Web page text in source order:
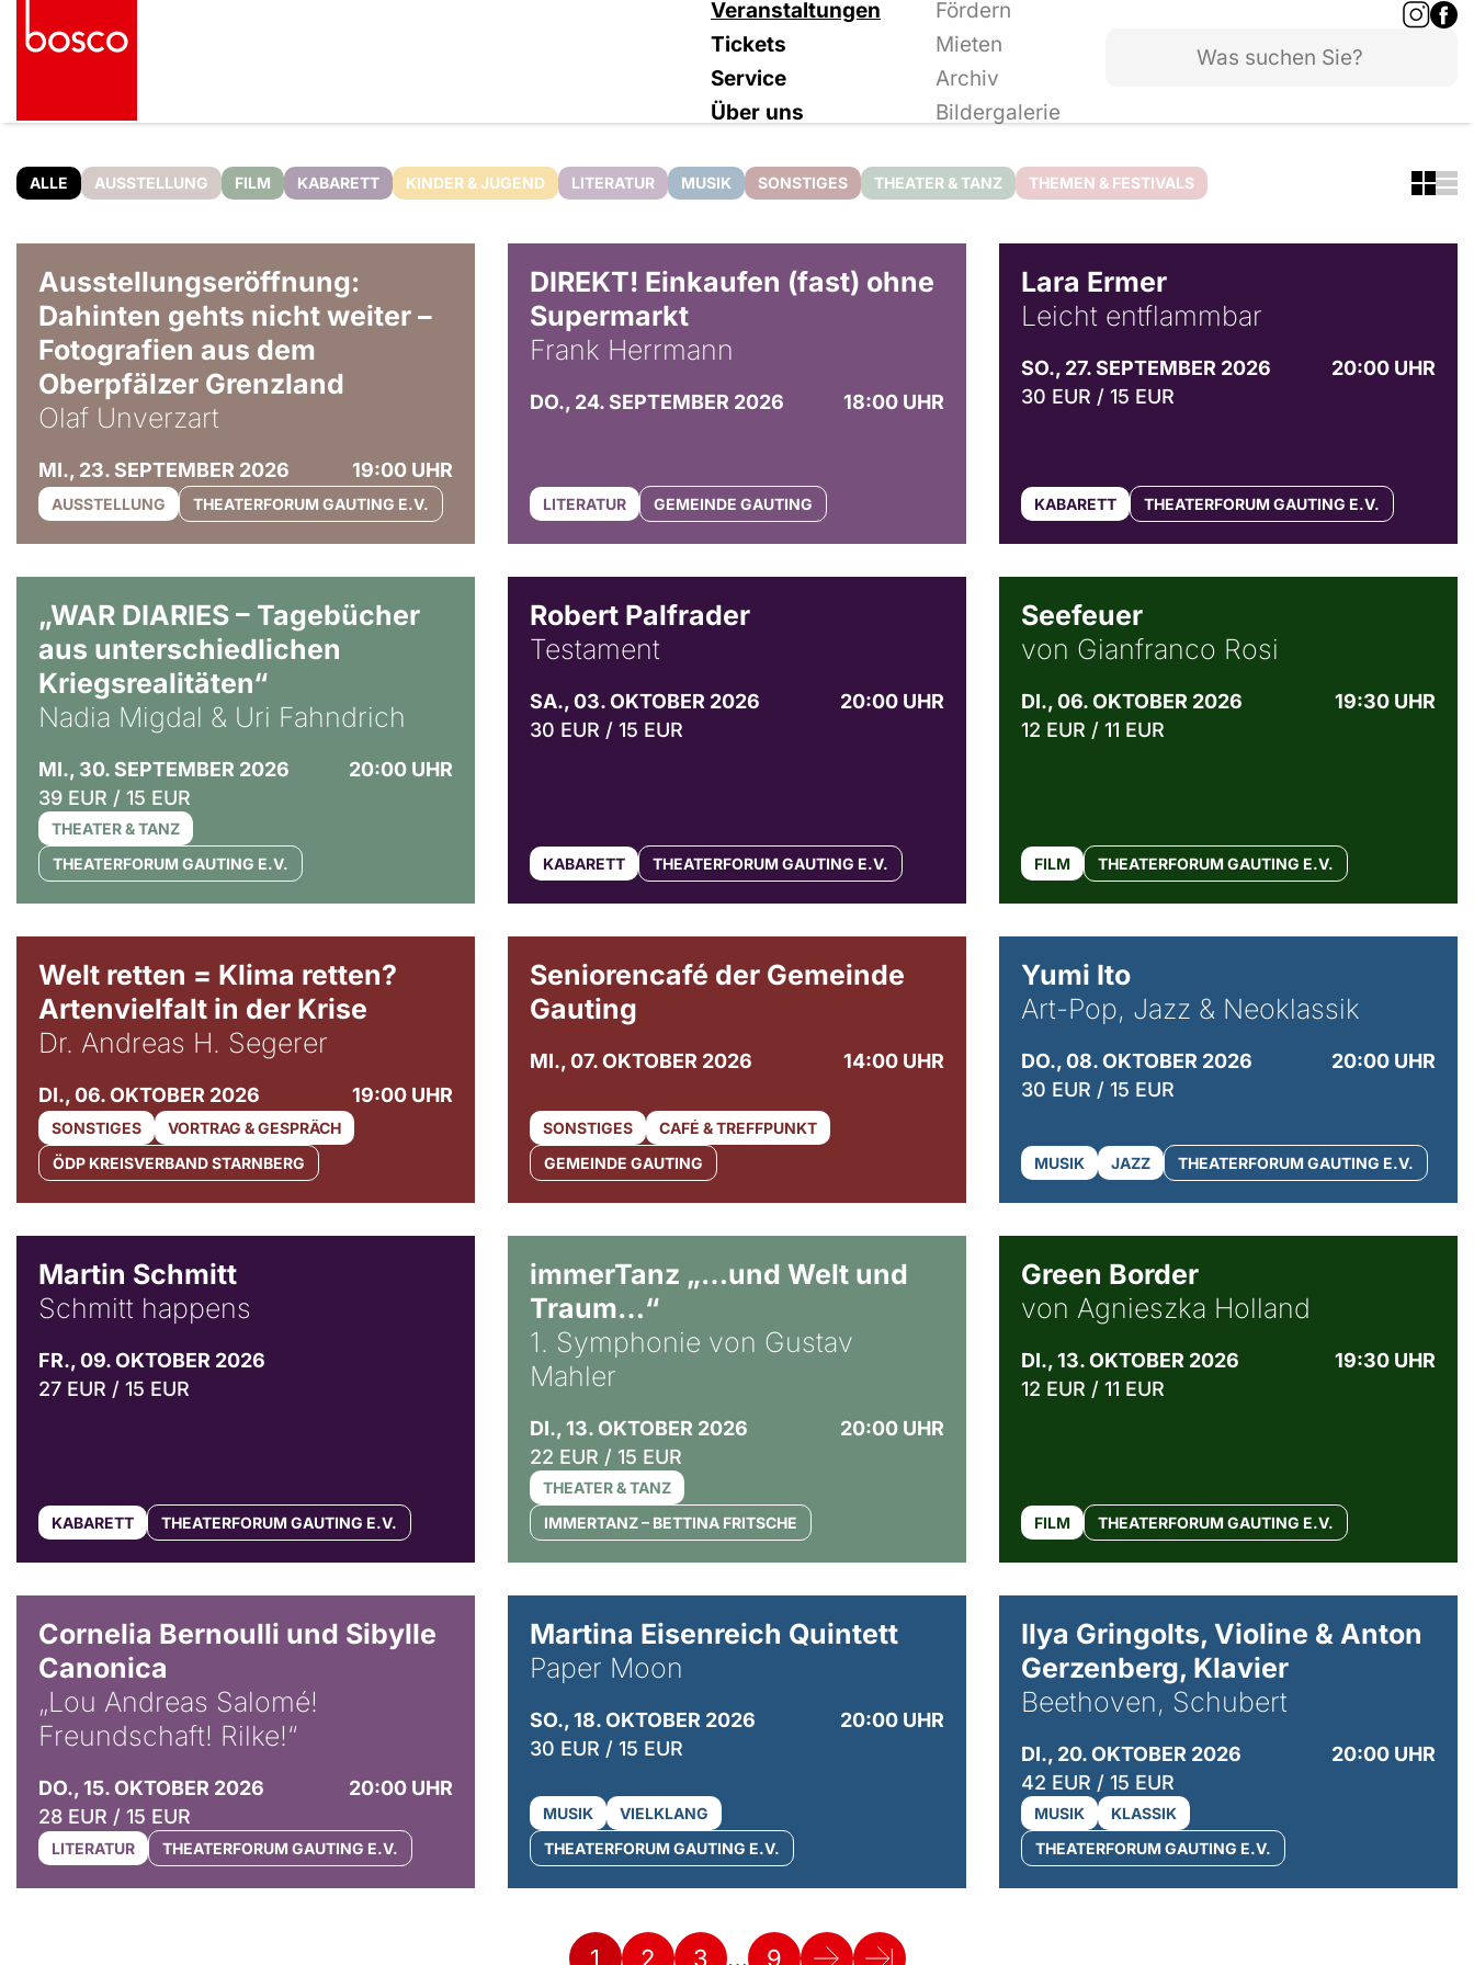
Veranstaltungen
Fördern
Tickets
Mieten
Service
Archiv
Über uns
Bildergalerie
ALLE AUSSTELLUNG FILM KABARETT KINDER & JUGEND LITERATUR MUSIK SONSTIGES THEATER & TANZ THEMEN & FESTIVALS
Ausstellungseröffnung:
Dahinten gehts nicht weiter –
Fotografien aus dem
Oberpfälzer Grenzland
Olaf Unverzart
MI., 23. SEPTEMBER 2026 19:00 UHR
AUSSTELLUNG THEATERFORUM GAUTING E.V.
DIREKT! Einkaufen (fast) ohne
Supermarkt
Frank Herrmann
DO., 24. SEPTEMBER 2026 18:00 UHR
LITERATUR GEMEINDE GAUTING
Lara Ermer
Leicht entflammbar
SO., 27. SEPTEMBER 2026
20:00 UHR
30 EUR / 15 EUR
KABARETT THEATERFORUM GAUTING E.V.
„WAR DIARIES – Tagebücher
aus unterschiedlichen
Kriegsrealitäten“
Nadia Migdal & Uri Fahndrich
MI., 30. SEPTEMBER 2026
20:00 UHR
39 EUR / 15 EUR
THEATER & TANZ
THEATERFORUM GAUTING E.V.
Robert Palfrader
Testament
SA., 03. OKTOBER 2026
20:00 UHR
30 EUR / 15 EUR
KABARETT THEATERFORUM GAUTING E.V.
Seefeuer
von Gianfranco Rosi
DI., 06. OKTOBER 2026
19:30 UHR
12 EUR / 11 EUR
FILM THEATERFORUM GAUTING E.V.
Welt retten = Klima retten?
Artenvielfalt in der Krise
Dr. Andreas H. Segerer
DI., 06. OKTOBER 2026 19:00 UHR
SONSTIGES
VORTRAG & GESPRÄCH
ÖDP KREISVERBAND STARNBERG
Seniorencafé der Gemeinde
Gauting
MI., 07. OKTOBER 2026 14:00 UHR
SONSTIGES
CAFÉ & TREFFPUNKT
GEMEINDE GAUTING
Yumi Ito
Art-Pop, Jazz & Neoklassik
DO., 08. OKTOBER 2026
20:00 UHR
30 EUR / 15 EUR
MUSIK JAZZ THEATERFORUM GAUTING E.V.
Martin Schmitt
Schmitt happens
FR., 09. OKTOBER 2026
27 EUR / 15 EUR
KABARETT THEATERFORUM GAUTING E.V.
immerTanz „…und Welt und
Traum…“
1. Symphonie von Gustav
Mahler
DI., 13. OKTOBER 2026
20:00 UHR
22 EUR / 15 EUR
THEATER & TANZ
IMMERTANZ – BETTINA FRITSCHE
Green Border
von Agnieszka Holland
DI., 13. OKTOBER 2026
19:30 UHR
12 EUR / 11 EUR
FILM THEATERFORUM GAUTING E.V.
Cornelia Bernoulli und Sibylle
Canonica
„Lou Andreas Salomé!
Freundschaft! Rilke!“
DO., 15. OKTOBER 2026
20:00 UHR
28 EUR / 15 EUR
LITERATUR THEATERFORUM GAUTING E.V.
Martina Eisenreich Quintett
Paper Moon
SO., 18. OKTOBER 2026
20:00 UHR
30 EUR / 15 EUR
MUSIK
VIELKLANG
THEATERFORUM GAUTING E.V.
Ilya Gringolts, Violine & Anton
Gerzenberg, Klavier
Beethoven, Schubert
DI., 20. OKTOBER 2026
20:00 UHR
42 EUR / 15 EUR
MUSIK
KLASSIK
THEATERFORUM GAUTING E.V.
1 2 3 … 9